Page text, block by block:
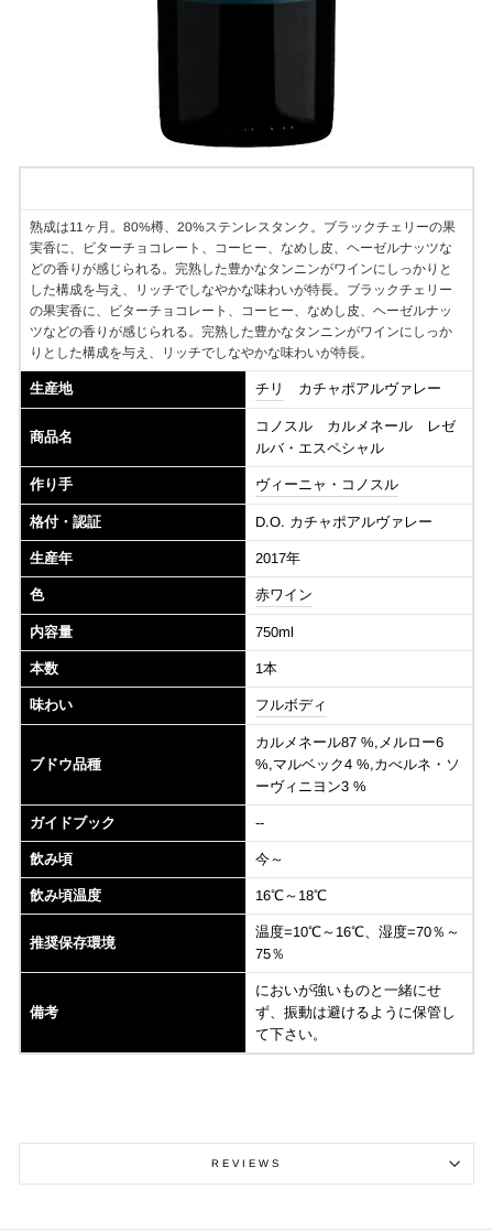
熟成は11ヶ月。80%樽、20%ステンレスタンク。ブラックチェリーの果
実香に、ビターチョコレート、コーヒー、なめし皮、ヘーゼルナッツな
どの香りが感じられる。完熟した豊かなタンニンがワインにしっかりと
した構成を与え、リッチでしなやかな味わいが特長。ブラックチェリー
の果実香に、ビターチョコレート、コーヒー、なめし皮、ヘーゼルナッ
ツなどの香りが感じられる。完熟した豊かなタンニンがワインにしっか
りとした構成を与え、リッチでしなやかな味わいが特長。
生産地 チリ カチャポアルヴァレー
商品名
コノスル カルメネール レゼ
ルバ・エスペシャル
作り手 ヴィーニャ・コノスル
格付・認証 D.O. カチャポアルヴァレー
生産年 2017年
色 赤ワイン
内容量 750ml
本数 1本
味わい フルボディ
ブドウ品種
カルメネール87 %,メルロー6
%,マルベック4 %,カべルネ・ソ
ーヴィニヨン3 %
ガイドブック --
飲み頃 今～
飲み頃温度 16℃～18℃
推奨保存環境
温度=10℃～16℃、湿度=70％～
75％
備考
においが強いものと一緒にせ
ず、振動は避けるように保管し
て下さい。
REVIEWS